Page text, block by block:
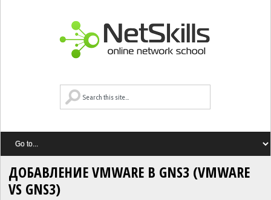
ДОБАВЛЕНИЕ VMWARE В GNS3 (VMWARE
VS GNS3)